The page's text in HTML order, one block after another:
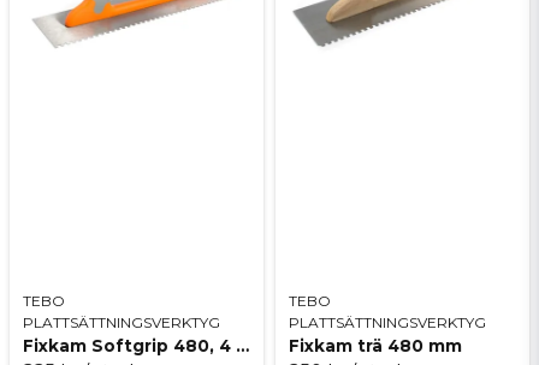
TEBO
PLATTSÄTTNINGSVERKTYG
Fixkam Softgrip 480, 4 x 4 mm
TEBO
PLATTSÄTTNINGSVERKTYG
Fixkam trä 480 mm